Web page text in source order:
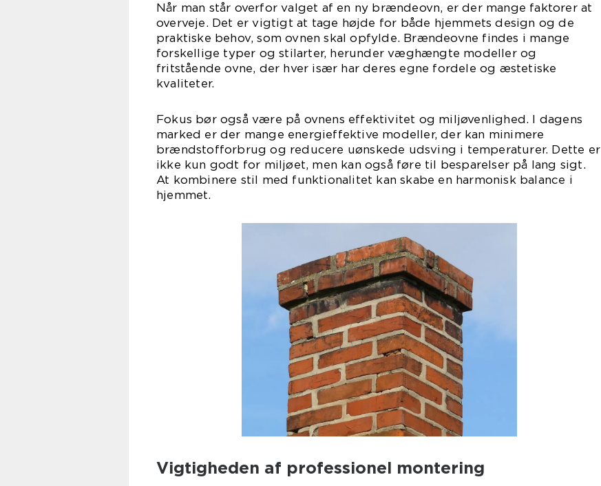
Når man står overfor valget af en ny brændeovn, er der mange faktorer at
overveje. Det er vigtigt at tage højde for både hjemmets design og de
praktiske behov, som ovnen skal opfylde. Brændeovne findes i mange
forskellige typer og stilarter, herunder væghængte modeller og
fritstående ovne, der hver især har deres egne fordele og æstetiske
kvaliteter.
Fokus bør også være på ovnens effektivitet og miljøvenlighed. I dagens
marked er der mange energieffektive modeller, der kan minimere
brændstofforbrug og reducere uønskede udsving i temperaturer. Dette er
ikke kun godt for miljøet, men kan også føre til besparelser på lang sigt.
At kombinere stil med funktionalitet kan skabe en harmonisk balance i
hjemmet.
Vigtigheden af professionel montering